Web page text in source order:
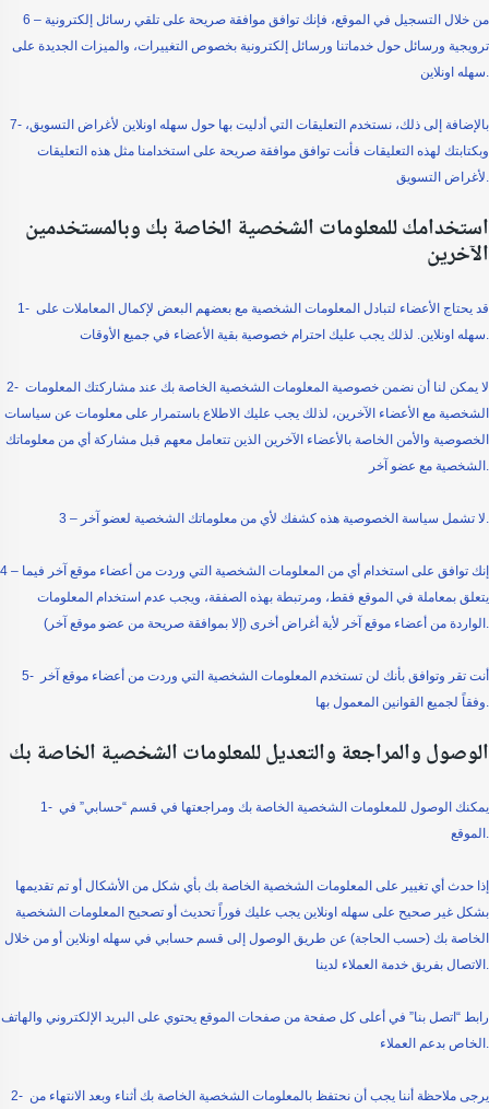
6 – من خلال التسجيل في الموقع، فإنك توافق موافقة صريحة على تلقي رسائل إلكترونية
ترويجية ورسائل حول خدماتنا ورسائل إلكترونية بخصوص التغييرات، والميزات الجديدة على
سهله اونلاين.
7- بالإضافة إلى ذلك، نستخدم التعليقات التي أدليت بها حول سهله اونلاين لأغراض التسويق،
وبكتابتك لهذه التعليقات فأنت توافق موافقة صريحة على استخدامنا مثل هذه التعليقات
لأغراض التسويق.
استخدامك للمعلومات الشخصية الخاصة بك وبالمستخدمين
الآخرين
1- قد يحتاج الأعضاء لتبادل المعلومات الشخصية مع بعضهم البعض لإكمال المعاملات على
سهله اونلاين. لذلك يجب عليك احترام خصوصية بقية الأعضاء في جميع الأوقات.
2- لا يمكن لنا أن نضمن خصوصية المعلومات الشخصية الخاصة بك عند مشاركتك المعلومات
الشخصية مع الأعضاء الآخرين، لذلك يجب عليك الاطلاع باستمرار على معلومات عن سياسات
الخصوصية والأمن الخاصة بالأعضاء الآخرين الذين تتعامل معهم قبل مشاركة أي من معلوماتك
الشخصية مع عضو آخر.
3 – لا تشمل سياسة الخصوصية هذه كشفك لأي من معلوماتك الشخصية لعضو آخر.
4 – إنك توافق على استخدام أي من المعلومات الشخصية التي وردت من أعضاء موقع آخر فيما
يتعلق بمعاملة في الموقع فقط، ومرتبطة بهذه الصفقة، ويجب عدم استخدام المعلومات
الواردة من أعضاء موقع آخر لأية أغراض أخرى (إلا بموافقة صريحة من عضو موقع آخر).
5- أنت تقر وتوافق بأنك لن تستخدم المعلومات الشخصية التي وردت من أعضاء موقع آخر
وفقاً لجميع القوانين المعمول بها.
الوصول والمراجعة والتعديل للمعلومات الشخصية الخاصة بك
1- يمكنك الوصول للمعلومات الشخصية الخاصة بك ومراجعتها في قسم “حسابي” في
الموقع.
إذا حدث أي تغيير على المعلومات الشخصية الخاصة بك بأي شكل من الأشكال أو تم تقديمها
بشكل غير صحيح على سهله اونلاين يجب عليك فوراً تحديث أو تصحيح المعلومات الشخصية
الخاصة بك (حسب الحاجة) عن طريق الوصول إلى قسم حسابي في سهله اونلاين أو من خلال
الاتصال بفريق خدمة العملاء لدينا.
رابط “اتصل بنا” في أعلى كل صفحة من صفحات الموقع يحتوي على البريد الإلكتروني والهاتف
الخاص بدعم العملاء.
2- يرجى ملاحظة أننا يجب أن نحتفظ بالمعلومات الشخصية الخاصة بك أثناء وبعد الانتهاء من